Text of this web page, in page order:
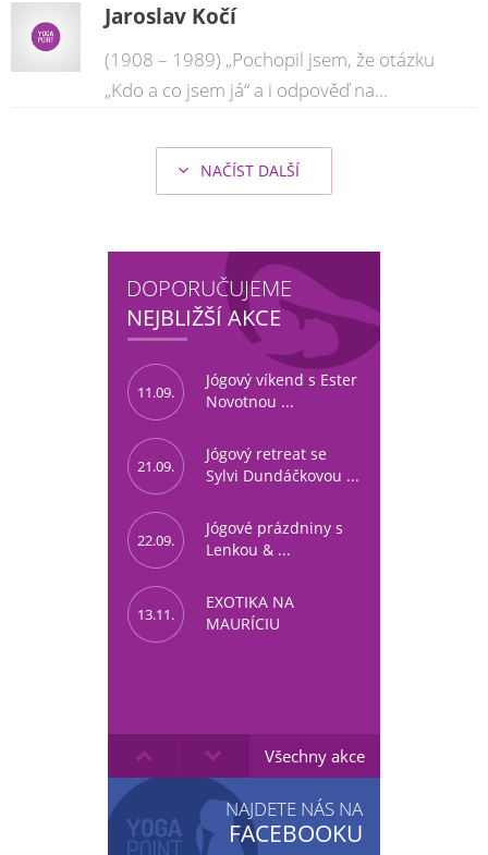
Jaroslav Kočí
(1908 – 1989) „Pochopil jsem, že otázku
„Kdo a co jsem já“ a i odpověď na...
NAČÍST DALŠÍ
DOPORUČUJEME
NEJBLIŽŠÍ AKCE
11.09.
Jógový víkend s Ester
Novotnou ...
21.09.
Jógový retreat se
Sylvi Dundáčkovou ...
22.09.
Jógové prázdniny s
Lenkou & ...
13.11.
EXOTIKA NA
MAURÍCIU
Všechny akce
NAJDETE NÁS NA
FACEBOOKU